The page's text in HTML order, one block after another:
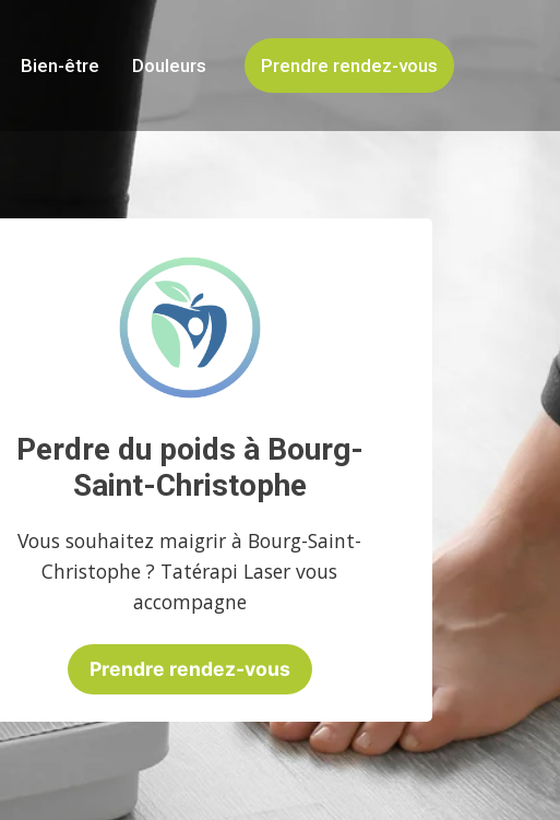
Bien-être Douleurs Prendre rendez-vous
Perdre du poids à Bourg-
Saint-Christophe
Vous souhaitez maigrir à Bourg-Saint-
Christophe ? Tatérapi Laser vous
accompagne
Prendre rendez-vous